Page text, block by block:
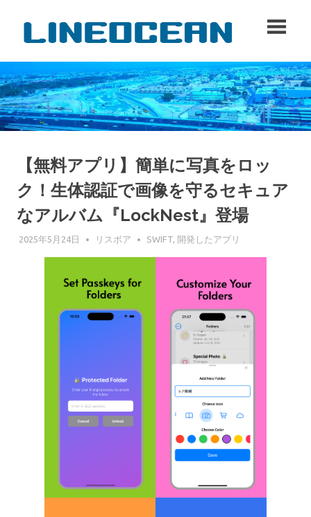
ツ
へ
ス
キ
【無料アプリ】簡単に写真をロッ
ク！生体認証で画像を守るセキュア
なアルバム『LockNest』登場
2025年5月24日 リスボア SWIFT, 開発したアプリ